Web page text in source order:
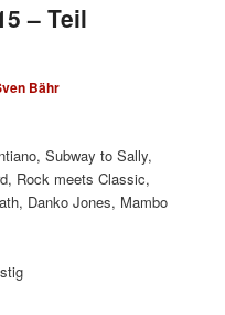
– Teil
Bähr
Subway to Sally,
Rock meets Classic,
Danko Jones, Mambo